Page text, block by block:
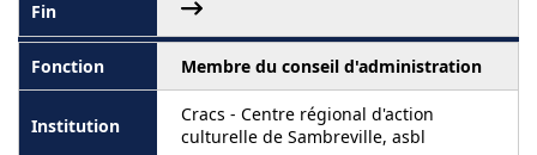
Membre du conseil d'administration
Cracs - Centre régional d'action
culturelle de Sambreville, asbl